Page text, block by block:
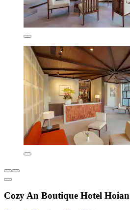
Cozy An Boutique Hotel Hoian